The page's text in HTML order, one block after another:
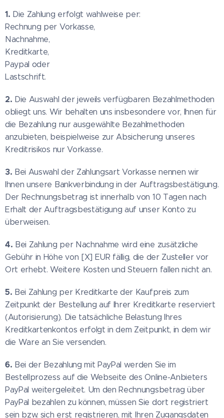
1. Die Zahlung erfolgt wahlweise per:
Rechnung per Vorkasse,
Nachnahme,
Kreditkarte,
Paypal oder
Lastschrift.
2. Die Auswahl der jeweils verfügbaren Bezahlmethoden
obliegt uns. Wir behalten uns insbesondere vor, Ihnen für
die Bezahlung nur ausgewählte Bezahlmethoden
anzubieten, beispielweise zur Absicherung unseres
Kreditrisikos nur Vorkasse.
3. Bei Auswahl der Zahlungsart Vorkasse nennen wir
Ihnen unsere Bankverbindung in der Auftragsbestätigung.
Der Rechnungsbetrag ist innerhalb von 10 Tagen nach
Erhalt der Auftragsbestätigung auf unser Konto zu
überweisen.
4. Bei Zahlung per Nachnahme wird eine zusätzliche
Gebühr in Höhe von [X] EUR fällig, die der Zusteller vor
Ort erhebt. Weitere Kosten und Steuern fallen nicht an.
5. Bei Zahlung per Kreditkarte der Kaufpreis zum
Zeitpunkt der Bestellung auf Ihrer Kreditkarte reserviert
(Autorisierung). Die tatsächliche Belastung Ihres
Kreditkartenkontos erfolgt in dem Zeitpunkt, in dem wir
die Ware an Sie versenden.
6. Bei der Bezahlung mit PayPal werden Sie im
Bestellprozess auf die Webseite des Online-Anbieters
PayPal weitergeleitet. Um den Rechnungsbetrag über
PayPal bezahlen zu können, müssen Sie dort registriert
sein bzw. sich erst registrieren, mit Ihren Zugangsdaten